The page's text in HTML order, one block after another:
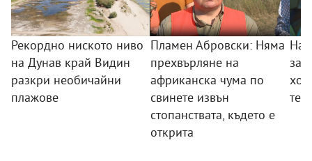
Рекордно ниското ниво
на Дунав край Видин
разкри необичайни
плажове
Пламен Абровски: Няма
прехвърляне на
африканска чума по
свинете извън
стопанствата, където е
открита